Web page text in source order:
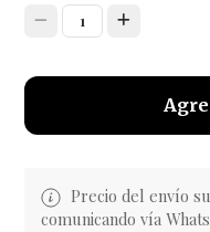
1
Precio del envío
comunicando vía